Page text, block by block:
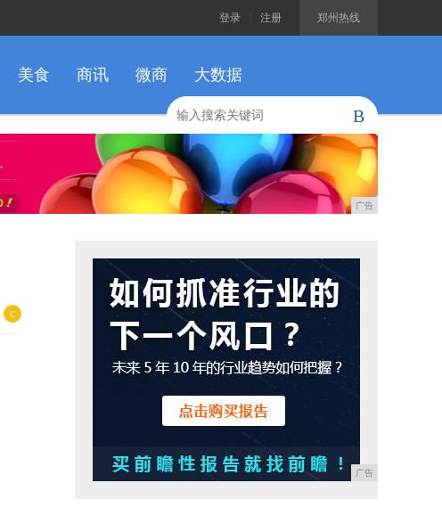
郑州热线
登录 注册
美食 商讯 微商 大数据
B
广告
c
广告